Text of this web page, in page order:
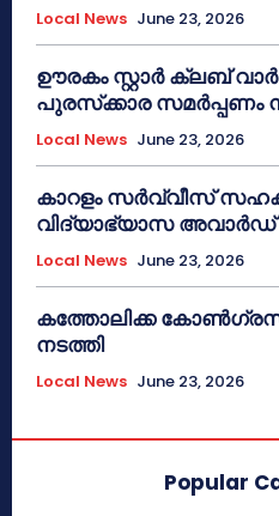
Local News June 23, 2026
ഊരകം സ്റ്റാർ ക്ലബ്
പുരസ്‌ക്കാര സമർപ്പണം
Local News June 23, 2026
കാറളം സർവ്വീസ്
വിദ്യാഭ്യാസ
Local News June 23, 2026
കത്തോലിക്ക
നടത്തി
Local News June 23, 2026
Popular